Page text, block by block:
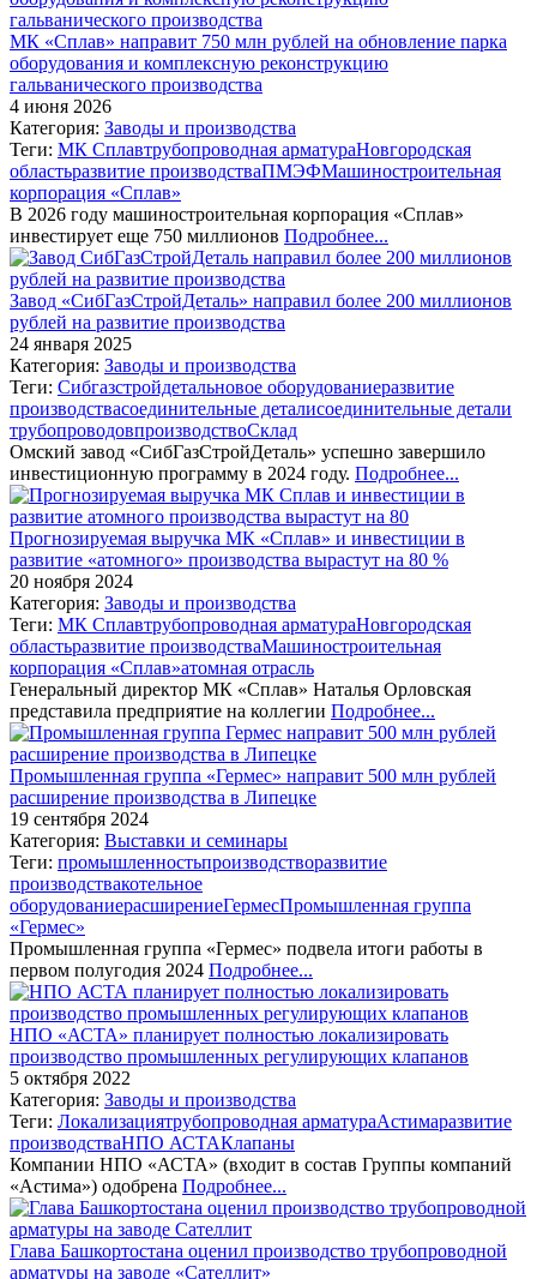
МК «Сплав» направит 750 млн рублей на обновление парка
оборудования и комплексную реконструкцию
гальванического производства
4 июня 2026
Категория: Заводы и производства
Теги: МК Сплавтрубопроводная арматураНовгородская
областьразвитие производстваПМЭФМашиностроительная
корпорация «Сплав»
В 2026 году машиностроительная корпорация «Сплав»
инвестирует еще 750 миллионов Подробнее...
Завод «СибГазСтройДеталь» направил более 200 миллионов
рублей на развитие производства
24 января 2025
Категория: Заводы и производства
Теги: Сибгазстройдетальновое оборудованиеразвитие
производствасоединительные деталисоединительные детали
трубопроводовпроизводствоСклад
Омский завод «СибГазСтройДеталь» успешно завершило
инвестиционную программу в 2024 году. Подробнее...
Прогнозируемая выручка МК «Сплав» и инвестиции в
развитие «атомного» производства вырастут на 80 %
20 ноября 2024
Категория: Заводы и производства
Теги: МК Сплавтрубопроводная арматураНовгородская
областьразвитие производстваМашиностроительная
корпорация «Сплав»атомная отрасль
Генеральный директор МК «Сплав» Наталья Орловская
представила предприятие на коллегии Подробнее...
Промышленная группа «Гермес» направит 500 млн рублей
расширение производства в Липецке
19 сентября 2024
Категория: Выставки и семинары
Теги: промышленностьпроизводстворазвитие
производствакотельное
оборудованиерасширениеГермесПромышленная группа
«Гермес»
Промышленная группа «Гермес» подвела итоги работы в
первом полугодия 2024 Подробнее...
НПО «АСТА» планирует полностью локализировать
производство промышленных регулирующих клапанов
5 октября 2022
Категория: Заводы и производства
Теги: Локализациятрубопроводная арматураАстимаразвитие
производстваНПО АСТАКлапаны
Компании НПО «АСТА» (входит в состав Группы компаний
«Астима») одобрена Подробнее...
Глава Башкортостана оценил производство трубопроводной
арматуры на заводе «Сателлит»